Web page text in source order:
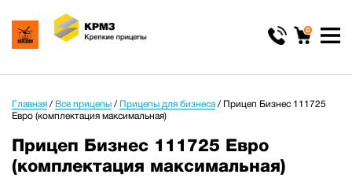
0
Главная / Все прицепы / Прицепы для бизнеса/ Прицеп Бизнес 111725
Евро (комплектация максимальная)
Прицеп Бизнес 111725 Евро
(комплектация максимальная)